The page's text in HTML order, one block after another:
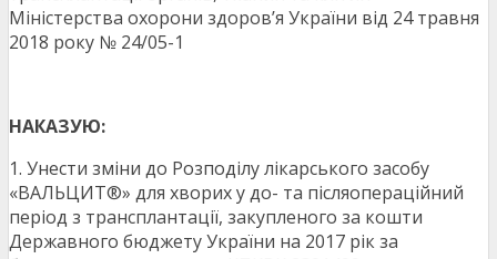
Міністерства охорони здоров’я України від 24 травня
2018 року № 24/05-1
НАКАЗУЮ:
1. Унести зміни до Розподілу лікарського засобу
«ВАЛЬЦИТ®» для хворих у до- та післяопераційний
період з трансплантації, закупленого за кошти
Державного бюджету України на 2017 рік за